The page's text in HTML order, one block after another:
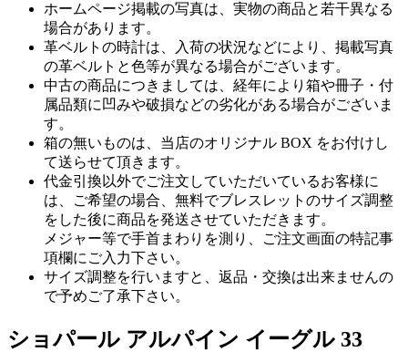
ホームページ掲載の写真は、実物の商品と若干異なる
場合があります。
革ベルトの時計は、入荷の状況などにより、掲載写真
の革ベルトと色等が異なる場合がございます。
中古の商品につきましては、経年により箱や冊子・付
属品類に凹みや破損などの劣化がある場合がございま
す。
箱の無いものは、当店のオリジナル BOX をお付けし
て送らせて頂きます。
代金引換以外でご注文していただいているお客様に
は、ご希望の場合、無料でブレスレットのサイズ調整
をした後に商品を発送させていただきます。
メジャー等で手首まわりを測り、ご注文画面の特記事
項欄にご入力下さい。
サイズ調整を行いますと、返品・交換は出来ませんの
で予めご了承下さい。
ショパール アルパイン イーグル 33